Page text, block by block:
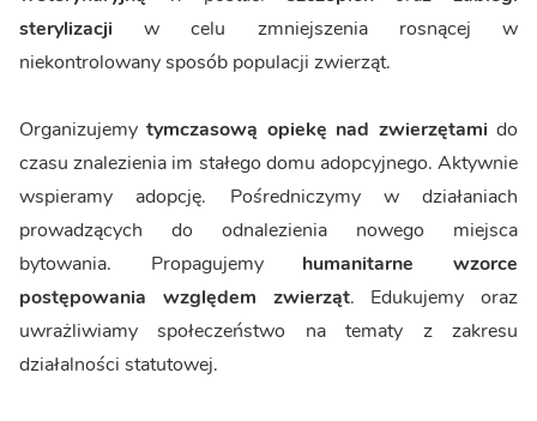
sterylizacji w celu zmniejszenia rosnącej w
niekontrolowany sposób populacji zwierząt.
Organizujemytymczasową opiekę nad zwierzętami do
czasu znalezienia im stałego domu adopcyjnego. Aktywnie
wspieramy adopcję. Pośredniczymy w działaniach
prowadzących do odnalezienia nowego miejsca
bytowania. Propagujemy humanitarne wzorce
postępowania względem zwierząt. Edukujemy oraz
uwrażliwiamy społeczeństwo na tematy z zakresu
działalności statutowej.